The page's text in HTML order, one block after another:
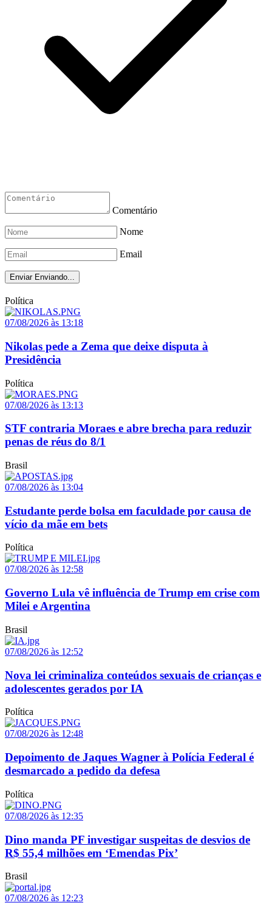
Comentário
Nome
Email
Enviar Enviando...
Política
07/08/2026 às 13:18
Nikolas pede a Zema que deixe disputa à
Presidência
Política
07/08/2026 às 13:13
STF contraria Moraes e abre brecha para reduzir
penas de réus do 8/1
Brasil
07/08/2026 às 13:04
Estudante perde bolsa em faculdade por causa de
vício da mãe em bets
Política
07/08/2026 às 12:58
Governo Lula vê influência de Trump em crise com
Milei e Argentina
Brasil
07/08/2026 às 12:52
Nova lei criminaliza conteúdos sexuais de crianças e
adolescentes gerados por IA
Política
07/08/2026 às 12:48
Depoimento de Jaques Wagner à Polícia Federal é
desmarcado a pedido da defesa
Política
07/08/2026 às 12:35
Dino manda PF investigar suspeitas de desvios de
R$ 55,4 milhões em ‘Emendas Pix’
Brasil
07/08/2026 às 12:23